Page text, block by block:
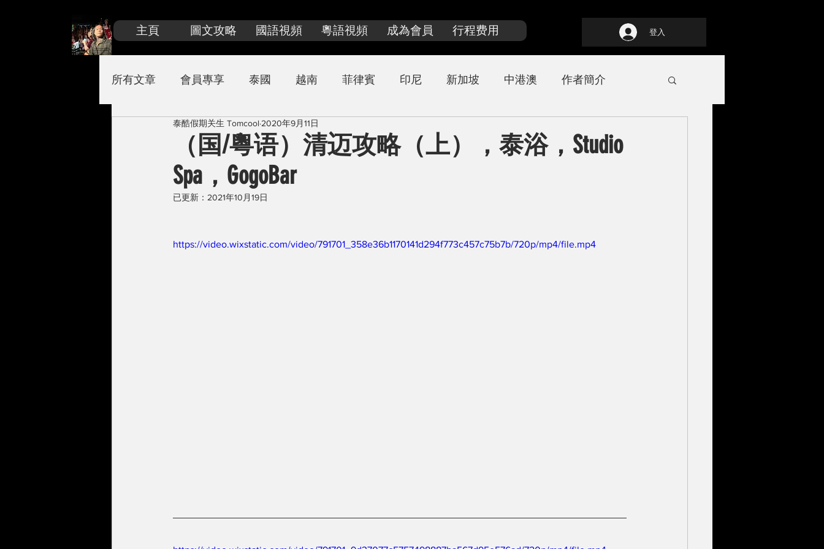
主頁 圖文攻略 國語視頻 粵語視頻 成為會員 行程费用 登入
所有文章 會員專享 泰國 越南 菲律賓 印尼 新加坡 中港澳 作者簡介
關生嚴選 柬埔寨 马来西亚 泰國探店
（国/粵语）清迈攻略（上），泰浴，Studio
Spa，GogoBar
泰酷假期关生 Tomcool 2020年9月11日
已更新： 2021年10月19日
https://video.wixstatic.com/video/791701_358e36b1170141d294f773c457c75b7b/720p/mp4/file.mp4